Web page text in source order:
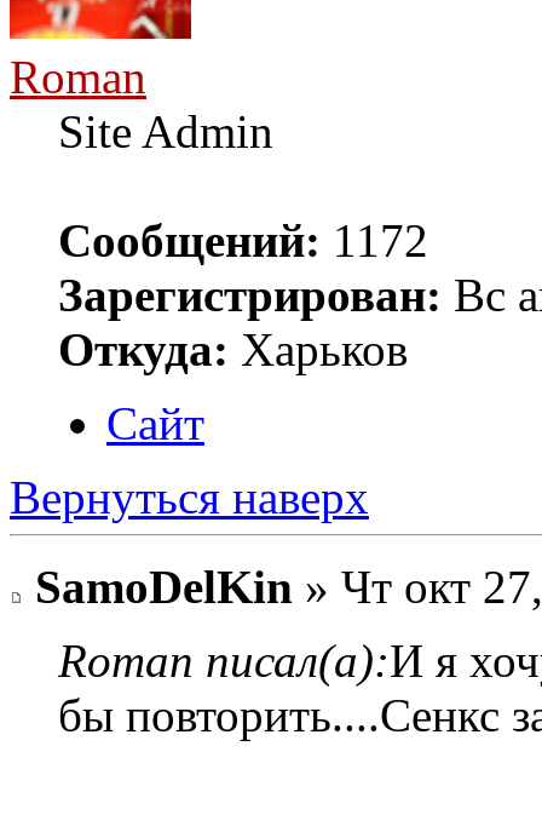
Roman
Site Admin
Сообщений: 1172
Зарегистрирован: Вс
Откуда: Харьков
Сайт
Вернуться наверх
SamoDelKin » Чт окт
Roman писал(а):И я
бы повторить....Сенкс